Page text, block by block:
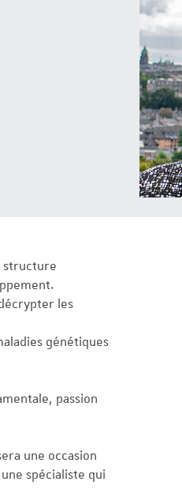
structure
les
génétiques
passion
une occasion
spécialiste qui